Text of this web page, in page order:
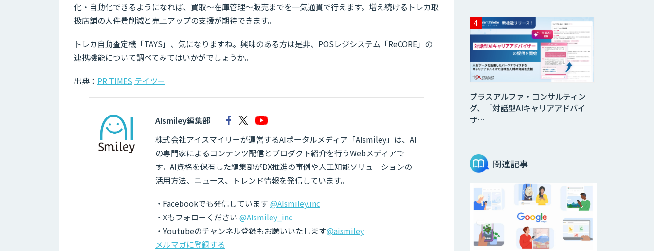
化・自動化できるようになれば、買取～在庫管理～販売までを一気通貫で行えます。増え続けるトレカ取
扱店舗の人件費削減と売上アップの支援が期待できます。
トレカ自動査定機「TAYS」、気になりますね。興味のある方は是非、POSレジシステム「ReCORE」の
連携機能について調べてみてはいかがでしょうか。
出典： PR TIMES テイツー
AIsmiley編集部
株式会社アイスマイリーが運営するAIポータルメディア「AIsmiley」は、AI
の専門家によるコンテンツ配信とプロダクト紹介を行うWebメディアで
す。AI資格を保有した編集部がDX推進の事例や人工知能ソリューションの
活用方法、ニュース、トレンド情報を発信しています。
・Facebookでも発信しています @AIsmiley.inc
・Xもフォローください @AIsmiley_inc
・Youtubeのチャンネル登録もお願いいたします@aismiley
メルマガに登録する
プラスアルファ・コンサルティン
グ、「対話型AIキャリアアドバイ
ザ…
関連記事